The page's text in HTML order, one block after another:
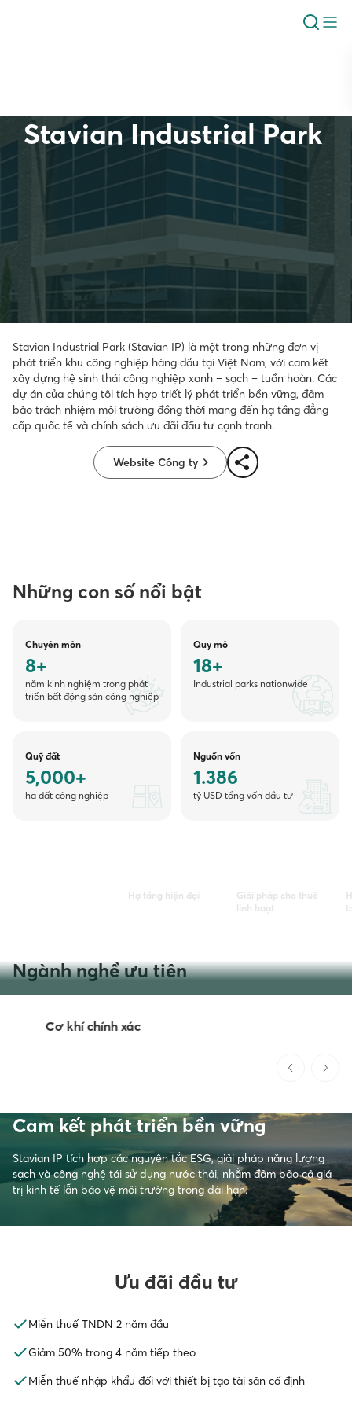
Stavian Industrial Park
Giới thiệu
Stavian Industrial Park (Stavian IP) là một trong những đơn vị
phát triển khu công nghiệp hàng đầu tại Việt Nam, với cam kết
xây dựng hệ sinh thái công nghiệp xanh – sạch – tuần hoàn. Các
dự án của chúng tôi tích hợp triết lý phát triển bền vững, đảm
bảo trách nhiệm môi trường đồng thời mang đến hạ tầng đẳng
cấp quốc tế và chính sách ưu đãi đầu tư cạnh tranh.
Website Công ty
Những con số nổi bật
Chuyên môn
8+
năm kinh nghiệm trong phát
triển bất động sản công nghiệp
Quy mô
18+
Industrial parks nationwide
Quỹ đất
5,000+
ha đất công nghiệp
Nguồn vốn
1.386
tỷ USD tổng vốn đầu tư
Hạ tầng hiện đại
Giải pháp cho thuê
linh hoạt
Ngành nghề ưu tiên
Cơ khí chính xác
Cam kết phát triển bền vững
Stavian IP tích hợp các nguyên tắc ESG, giải pháp năng lượng
sạch và công nghệ tái sử dụng nước thải, nhằm đảm bảo cả giá
trị kinh tế lẫn bảo vệ môi trường trong dài hạn.
Ưu đãi đầu tư
Miễn thuế TNDN 2 năm đầu
Giảm 50% trong 4 năm tiếp theo
Miễn thuế nhập khẩu đối với thiết bị tạo tài sản cố định